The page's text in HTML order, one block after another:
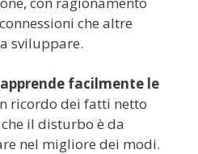
che altre
sviluppare.
facilmente le
ricordo dei fatti netto
il disturbo è da
nel migliore dei modi.